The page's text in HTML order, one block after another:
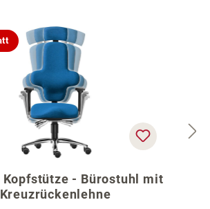
- Bürostuhl mit
Kreuzrückenlehne